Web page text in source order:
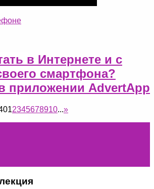
в Интернете и с
смартфона?
приложении AdvertApp
12345678910...»